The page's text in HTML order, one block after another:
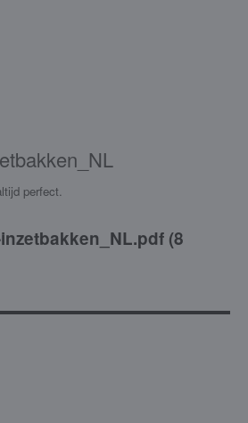
perfect.
(8